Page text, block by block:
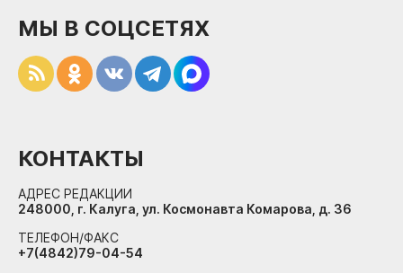
МЫ В СОЦСЕТЯХ
КОНТАКТЫ
АДРЕС РЕДАКЦИИ
248000, г. Калуга, ул. Космонавта Комарова, д. 36
ТЕЛЕФОН/ФАКС
+7(4842)79-04-54